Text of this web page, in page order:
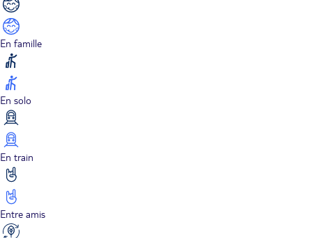
En famille
En solo
En train
Entre amis